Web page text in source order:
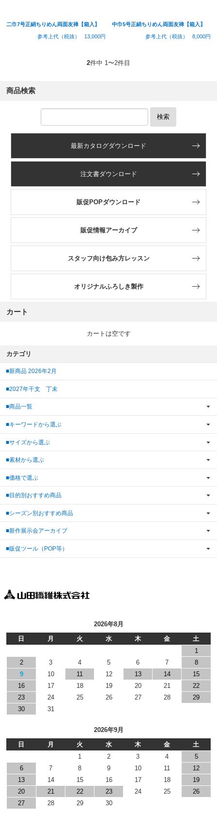
二巾7号正絹ちりめん両面友禅【箱入】
参考上代（税抜） 13,000円
中巾5号正絹ちりめん両面友禅【箱入】
参考上代（税抜） 8,000円
2件中 1〜2件目
商品検索
検索
最新カタログダウンロード
注文書ダウンロード
販促POPダウンロード
販促情報アーカイブ
スタッフ向け包み方レッスン
オリジナルふろしき製作
カート
カートは空です
カテゴリ
■新商品 2026年2月
■2027年干支 丁未
■商品一覧
■キーワードから選ぶ
■サイズから選ぶ
■素材から選ぶ
■価格で選ぶ
■目的別おすすめ商品
■シーズン別おすすめ商品
■新作展示会アーカイブ
■販促ツール（POP等）
2026年8月
日
月 火 水 木 金
土
1
2
3 4 5 6 7
8
9
10 11 12 13 14
15
16
17 18 19 20 21
22
23
24 25 26 27 28
29
30
31
2026年9月
日
月 火 水 木 金
土
1
2 3 4
5
6
7 8 9 10 11
12
13
14 15 16 17 18
19
20
21 22 23 24 25
26
27
28 29 30